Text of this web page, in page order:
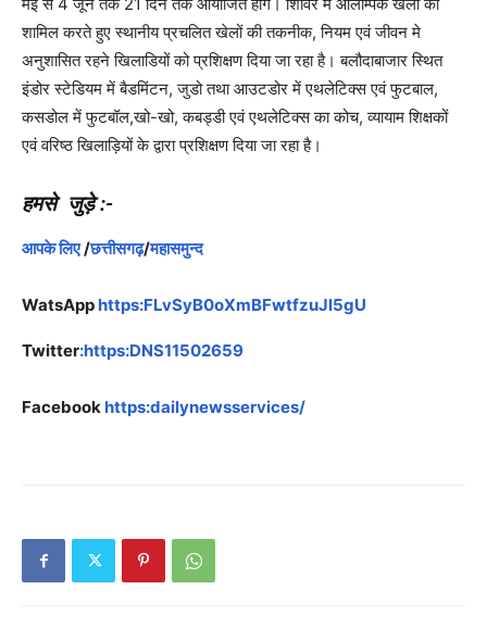
शामिल करते हुए स्थानीय प्रचलित खेलों की तकनीक, नियम एवं जीवन मे
अनुशासित रहने खिलाडियों को प्रशिक्षण दिया जा रहा है। बलौदाबाजार स्थित
इंडोर स्टेडियम में बैडमिंटन, जुडो तथा आउटडोर में एथलेटिक्स एवं फुटबाल,
कसडोल में फुटबॉल,खो-खो, कबड्डी एवं एथलेटिक्स का कोच, व्यायाम शिक्षकों
एवं वरिष्ठ खिलाड़ियों के द्वारा प्रशिक्षण दिया जा रहा है।
हमसे जुड़े :-
आपके लिए/छत्तीसगढ़/महासमुन्द
WatsApp https:FLvSyB0oXmBFwtfzuJl5gU
Twitter:https:DNS11502659
Facebook https:dailynewsservices/